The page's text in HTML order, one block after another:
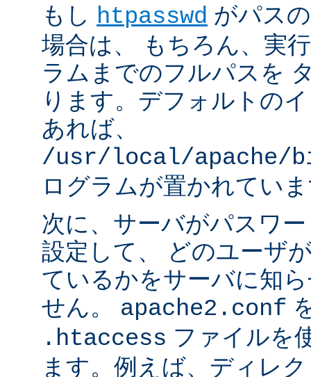
もし htpasswd がパス
場合は、 もちろん、実
ラムまでのフルパスを
ります。デフォルトの
あれば、
/usr/local/apache/
ログラムが置かれてい
次に、サーバがパスワ
設定して、 どのユーザ
ているかをサーバに知
せん。 apache2.conf
.htaccess ファイルを
ます。例えば、ディレ